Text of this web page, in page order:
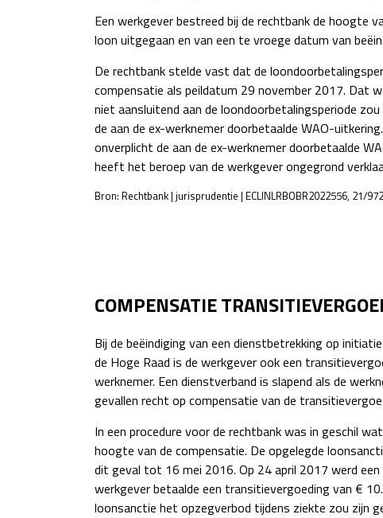
Een werkgever bestreed bij de rechtbank de hoogte
loon uitgegaan en van een te vroege datum van
De rechtbank stelde vast dat de
compensatie als peildatum 29 november 2017. Dat
niet aansluitend aan de loondoorbetalingsperiode
de aan de ex-werknemer doorbetaalde WAO-
onverplicht de aan de ex-werknemer doorbetaalde
heeft het beroep van de werkgever ongegrond
Bron: Rechtbank | jurisprudentie | ECLINLRBOBR2022556, 21/
COMPENSATIE
Bij de beëindiging van een dienstbetrekking op
de Hoge Raad is de werkgever ook een
werknemer. Een dienstverband is slapend als de
gevallen recht op compensatie van de
In een procedure voor de rechtbank was in geschil
hoogte van de compensatie. De opgelegde
dit geval tot 16 mei 2016. Op 24 april 2017 werd
werkgever betaalde een transitievergoeding van €
loonsanctie het opzegverbod tijdens ziekte zou zijn